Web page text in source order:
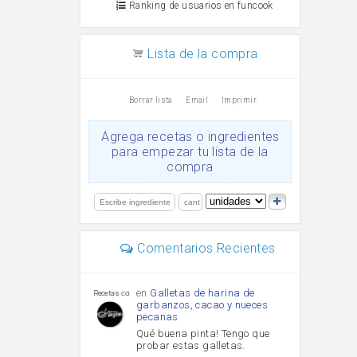
Ranking de usuarios en funcook
Lista de la compra
Borrar lista Email Imprimir
Agrega recetas o ingredientes
para empezar tu lista de la
compra
Comentarios Recientes
Recetas con sazon
en Galletas de harina de
garbanzos, cacao y nueces
pecanas
Qué buena pinta! Tengo que
probar estas galletas.